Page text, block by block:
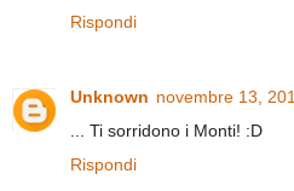
Rispondi
Unknown novembre 13,
... Ti sorridono i Monti! :D
Rispondi